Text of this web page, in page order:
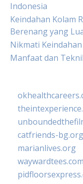
Indonesia
Keindahan Kolam
Berenang yang
Nikmati
Manfaat dan
catfriends-bg.org
marianlives.org
waywardtees.com